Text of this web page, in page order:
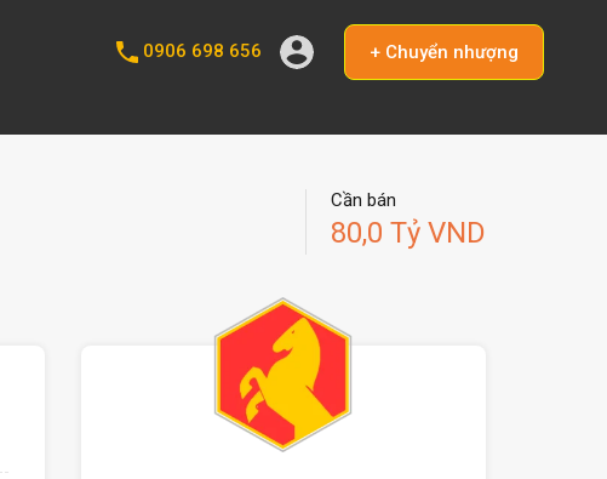
0906 698 656 + Chuyển nhượng
Cần bán
80,0 Tỷ VND